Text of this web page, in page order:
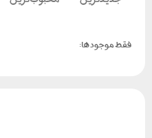
فقط موجود ها: